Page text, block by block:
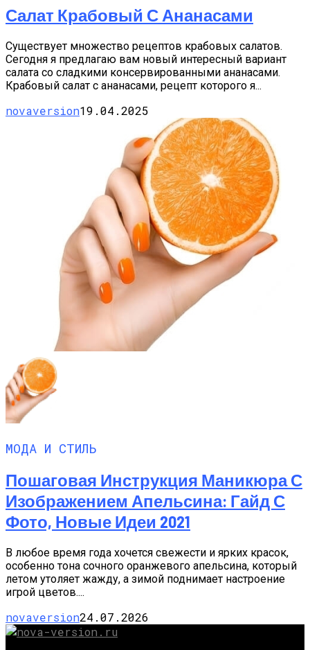
Салат Крабовый С Ананасами
Существует множество рецептов крабовых салатов.
Сегодня я предлагаю вам новый интересный вариант
салата со сладкими консервированными ананасами.
Крабовый салат с ананасами, рецепт которого я...
novaversion19.04.2025
МОДА И СТИЛЬ
Пошаговая Инструкция Маникюра С
Изображением Апельсина: Гайд С
Фото, Новые Идеи 2021
В любое время года хочется свежести и ярких красок,
особенно тона сочного оранжевого апельсина, который
летом утоляет жажду, а зимой поднимает настроение
игрой цветов....
novaversion24.07.2026